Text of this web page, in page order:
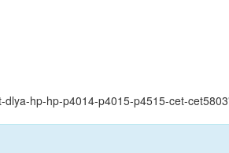
hp-hp-p4014-p4015-p4515-cet-